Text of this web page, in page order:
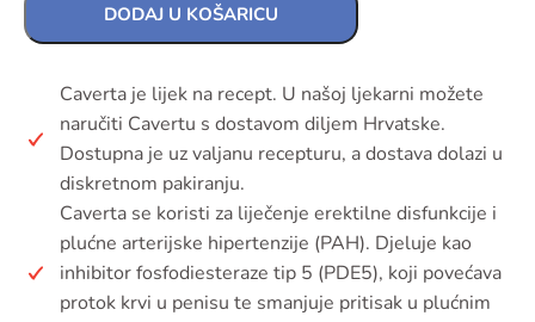
DODAJ U KOŠARICU
Caverta je lijek na recept. U našoj ljekarni možete
naručiti Cavertu s dostavom diljem Hrvatske.
Dostupna je uz valjanu recepturu, a dostava dolazi u
diskretnom pakiranju.
Caverta se koristi za liječenje erektilne disfunkcije i
plućne arterijske hipertenzije (PAH). Djeluje kao
inhibitor fosfodiesteraze tip 5 (PDE5), koji povećava
protok krvi u penisu te smanjuje pritisak u plućnim